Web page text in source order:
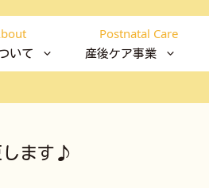
いて
Postnatal Care
産後ケア事業
します♪